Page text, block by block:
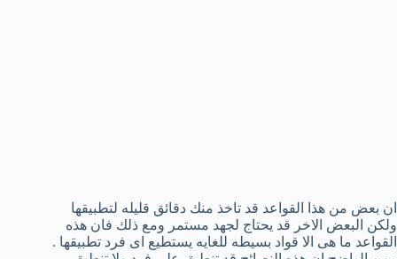
ان بعض من هذا القواعد قد تاخذ منك دقائق قليله لتطبيقها
ولكن البعض الاخر قد يحتاج لجهد مستمر ومع ذلك فان هذه
القواعد ما هى الا قواد بسيطه للغايه يستطيع اى فرد تطبيقها .